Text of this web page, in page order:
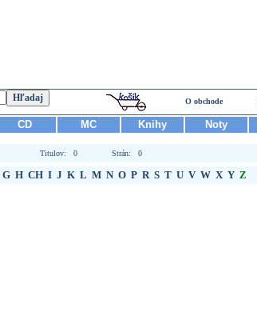
O obchode
CD MC Knihy Noty
Titulov: 0 Strán: 0
G H CH I J K L M N O P R S T U V W X Y Z